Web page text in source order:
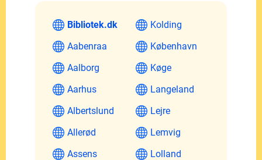
Bibliotek.dk
Aabenraa
Aalborg
Aarhus
Albertslund
Allerød
Assens
Kolding
København
Køge
Langeland
Lejre
Lemvig
Lolland